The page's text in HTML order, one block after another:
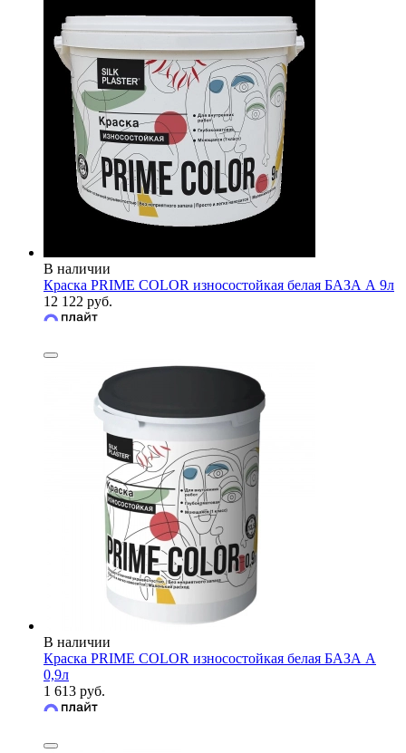
В наличии
Краска PRIME COLOR износостойкая белая БАЗА А 9л
12 122 руб.
В наличии
Краска PRIME COLOR износостойкая белая БАЗА А
0,9л
1 613 руб.